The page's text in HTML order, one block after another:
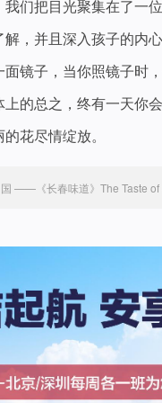
们把目光聚集在了一
，并且深入孩子的内
镜子，当你照镜子时
的总之，终有一天你
花尽情绽放。
——《长春味道》The Taste of